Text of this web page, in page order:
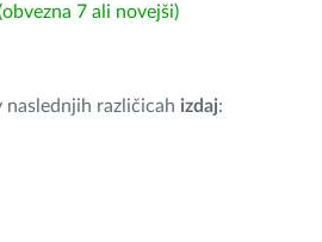
7 ali novejši)
naslednjih različicah izdaj: